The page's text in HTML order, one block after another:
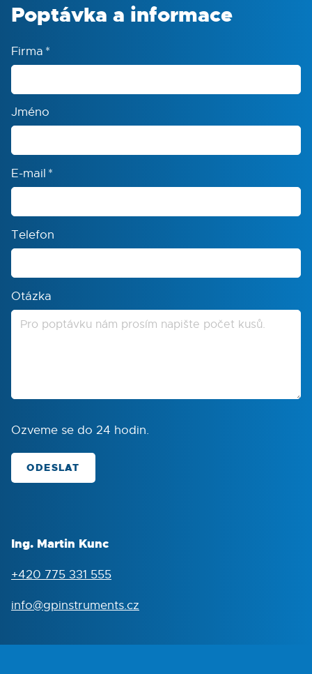
Poptávka a informace
Firma *
Jméno
E-mail *
Telefon
Otázka
Ozveme se do 24 hodin.
ODESLAT
Ing. Martin Kunc
+420 775 331 555
info@gpinstruments.cz